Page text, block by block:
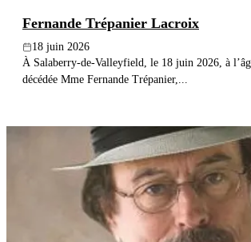
Fernande Trépanier Lacroix
18 juin 2026
À Salaberry-de-Valleyfield, le 18 juin 2026, à
décédée Mme Fernande Trépanier,...